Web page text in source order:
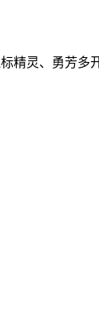
精灵、勇芳